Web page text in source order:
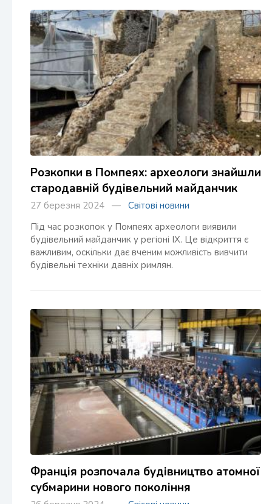
Розкопки в Помпеях: археологи знайшли
стародавній будівельний майданчик
27 березня 2024 — Світові новини
Під час розкопок у Помпеях археологи виявили
будівельний майданчик у регіоні IX. Це відкриття є
важливим, оскільки дає вченим можливість вивчити
будівельні техніки давніх римлян.
Франція розпочала будівництво атомної
субмарини нового покоління